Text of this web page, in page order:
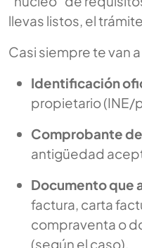
llevas listos, el
Casi siempre te van
Identificación
propietario (INE/
Comprobante
antigüedad
Documento que
factura, carta
compraventa o
(según el caso).